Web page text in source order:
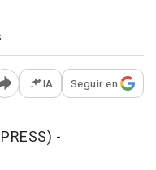
Abrir opciones para
IA Seguir en
-